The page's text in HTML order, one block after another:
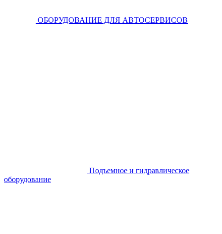
ОБОРУДОВАНИЕ ДЛЯ АВТОСЕРВИСОВ
Подъемное и гидравлическое
оборудование